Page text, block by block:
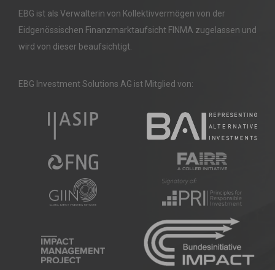
EBG ist als Verwalterin von Kollektivvermögen von der
Eidgenössischen Finanzmarktaufsicht FINMA zugelassen und
wird von dieser beaufsichtigt.
EBG Investment Solutions AG ist Mitglied von: